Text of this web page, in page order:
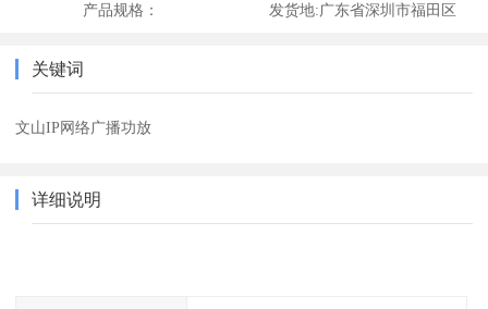
产品规格： 发货地:广东省深圳市福田区
关键词
文山IP网络广播功放
详细说明